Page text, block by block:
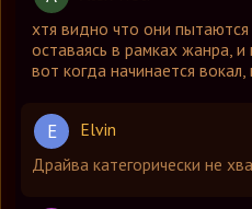
хтя видно что они
оставаясь в рамках жанра,
вот когда начинается
E
Elvin
Драйва категорически не